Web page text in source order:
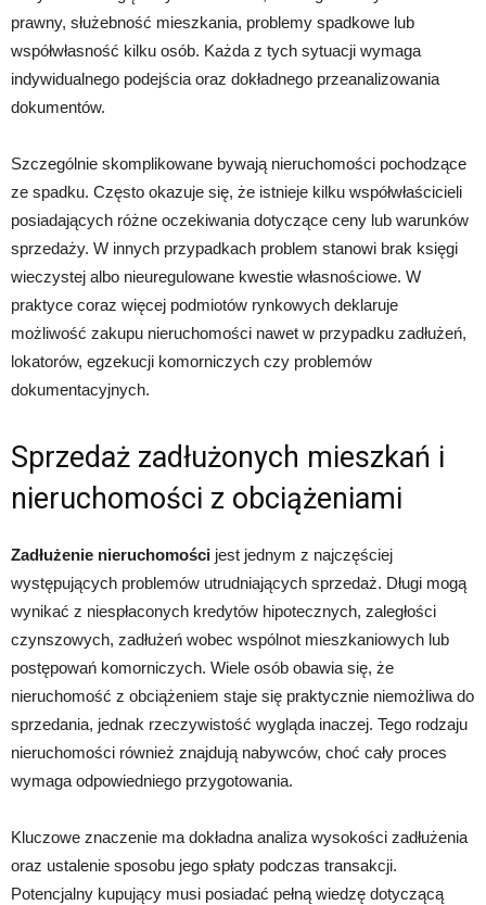
prawny, służebność mieszkania, problemy spadkowe lub
współwłasność kilku osób. Każda z tych sytuacji wymaga
indywidualnego podejścia oraz dokładnego przeanalizowania
dokumentów.
Szczególnie skomplikowane bywają nieruchomości pochodzące
ze spadku. Często okazuje się, że istnieje kilku współwłaścicieli
posiadających różne oczekiwania dotyczące ceny lub warunków
sprzedaży. W innych przypadkach problem stanowi brak księgi
wieczystej albo nieuregulowane kwestie własnościowe. W
praktyce coraz więcej podmiotów rynkowych deklaruje
możliwość zakupu nieruchomości nawet w przypadku zadłużeń,
lokatorów, egzekucji komorniczych czy problemów
dokumentacyjnych.
Sprzedaż zadłużonych mieszkań i
nieruchomości z obciążeniami
Zadłużenie nieruchomości jest jednym z najczęściej
występujących problemów utrudniających sprzedaż. Długi mogą
wynikać z niespłaconych kredytów hipotecznych, zaległości
czynszowych, zadłużeń wobec wspólnot mieszkaniowych lub
postępowań komorniczych. Wiele osób obawia się, że
nieruchomość z obciążeniem staje się praktycznie niemożliwa do
sprzedania, jednak rzeczywistość wygląda inaczej. Tego rodzaju
nieruchomości również znajdują nabywców, choć cały proces
wymaga odpowiedniego przygotowania.
Kluczowe znaczenie ma dokładna analiza wysokości zadłużenia
oraz ustalenie sposobu jego spłaty podczas transakcji.
Potencjalny kupujący musi posiadać pełną wiedzę dotyczącą